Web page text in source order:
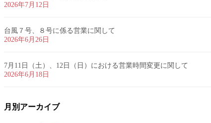
2026年7月12日
台風７号、８号に係る営業に関して
2026年6月26日
7月11日（土）、12日（日）における営業時間変更に関して
2026年6月18日
月別アーカイブ